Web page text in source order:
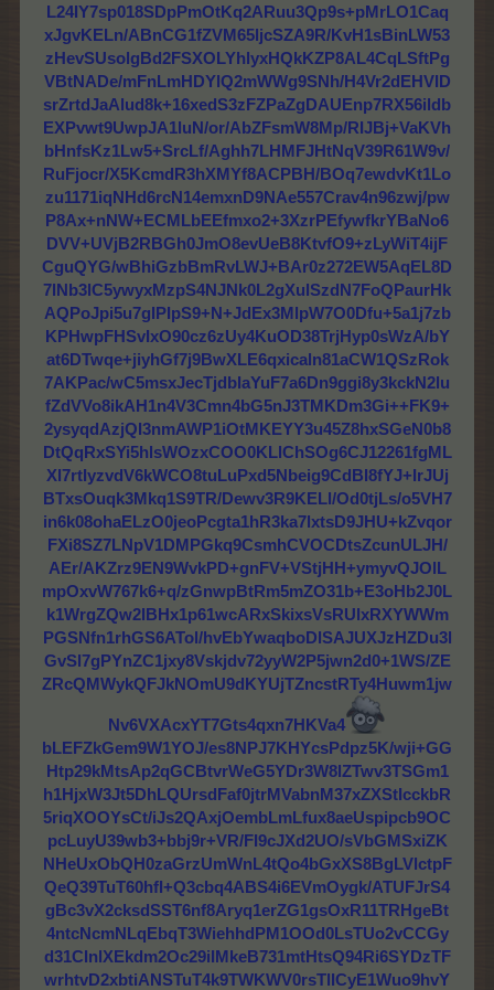
L24IY7sp018SDpPmOtKq2ARuu3Qp9s+pMrLO1Caq
xJgvKELn/ABnCG1fZVM65ljcSZA9R/KvH1sBinLW53
zHevSUsolgBd2FSXOLYhlyxHQkKZP8AL4CqLSftPg
VBtNADe/mFnLmHDYlQ2mWWg9SNh/H4Vr2dEHVID
srZrtdJaAlud8k+16xedS3zFZPaZgDAUEnp7RX56ildb
EXPvwt9UwpJA1luN/or/AbZFsmW8Mp/RIJBj+VaKVh
bHnfsKz1Lw5+SrcLf/Aghh7LHMFJHtNqV39R61W9v/
RuFjocr/X5KcmdR3hXMYf8ACPBH/BOq7ewdvKt1Lo
zu1171iqNHd6rcN14emxnD9NAe557Crav4n96zwj/pw
P8Ax+nNW+ECMLbEEfmxo2+3XzrPEfywfkrYBaNo6
DVV+UVjB2RBGh0JmO8evUeB8KtvfO9+zLyWiT4ijF
CguQYG/wBhiGzbBmRvLWJ+BAr0z272EW5AqEL8D
7lNb3lC5ywyxMzpS4NJNk0L2gXulSzdN7FoQPaurHk
AQPoJpi5u7gIPIpS9+N+JdEx3MlpW7O0Dfu+5a1j7zb
KPHwpFHSvIxO90cz6zUy4KuOD38TrjHyp0sWzA/bY
at6DTwqe+jiyhGf7j9BwXLE6qxicaln81aCW1QSzRok
7AKPac/wC5msxJecTjdbIaYuF7a6Dn9ggi8y3kckN2lu
fZdVVo8ikAH1n4V3Cmn4bG5nJ3TMKDm3Gi++FK9+
2ysyqdAzjQI3nmAWP1iOtMKEYY3u45Z8hxSGeN0b8
DtQqRxSYi5hlsWOzxCOO0KLlChSOg6CJ12261fgML
Xl7rtIyzvdV6kWCO8tuLuPxd5Nbeig9CdBI8fYJ+IrJUj
BTxsOuqk3Mkq1S9TR/Dewv3R9KELl/Od0tjLs/o5VH7
in6k08ohaELzO0jeoPcgta1hR3ka7lxtsD9JHU+kZvqor
FXi8SZ7LNpV1DMPGkq9CsmhCVOCDtsZcunULJH/
AEr/AKZrz9EN9WvkPD+gnFV+VStjHH+ymyvQJOlL
mpOxvW767k6+q/zGnwpBtRm5mZO31b+E3oHb2J0L
k1WrgZQw2IBHx1p61wcARxSkixsVsRUlxRXYWWm
PGSNfn1rhGS6ATol/hvEbYwaqboDlSAJUXJzHZDu3l
GvSl7gPYnZC1jxy8Vskjdv72yyW2P5jwn2d0+1WS/ZE
ZRcQMWykQFJkNOmU9dKYUjTZncstRTy4Huwm1jw
Nv6VXAcxYT7Gts4qxn7HKVa4
bLEFZkGem9W1YOJ/es8NPJ7KHYcsPdpz5K/wji+GG
Htp29kMtsAp2qGCBtvrWeG5YDr3W8lZTwv3TSGm1
h1HjxW3Jt5DhLQUrsdFaf0jtrMVabnM37xZXStIcckbR
5riqXOOYsCt/iJs2QAxjOembLmLfux8aeUspipcb9OC
pcLuyU39wb3+bbj9r+VR/FI9cJXd2UO/sVbGMSxiZK
NHeUxObQH0zaGrzUmWnL4tQo4bGxXS8BgLVlctpF
QeQ39TuT60hfI+Q3cbq4ABS4i6EVmOygk/ATUFJrS4
gBc3vX2cksdSST6nf8Aryq1erZG1gsOxR11TRHgeBt
4ntcNcmNLqEbqT3WiehhdPM1OOd0LsTUo2vCCGy
d31CInlXEkdm2Oc29iIMkeB731mtHtsQ94Ri6SYDzTF
wrhtvD2xbtiANSTuT4k9TWKWV0rsTlICyE1Wuo9hvY